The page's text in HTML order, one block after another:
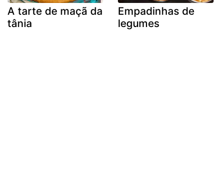
A tarte de maçã da
tânia
Empadinhas de
legumes